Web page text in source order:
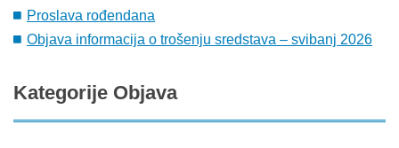
Proslava rođendana
Objava informacija o trošenju sredstava – svibanj 2026
Kategorije Objava